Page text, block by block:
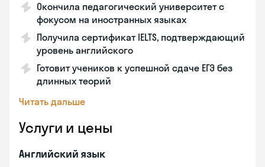
Окончила педагогический университет с
фокусом на иностранных языках
Получила сертификат IELTS, подтверждающий
уровень английского
Готовит учеников к успешной сдаче ЕГЭ без
длинных теорий
Читать дальше
Услуги и цены
Английский язык